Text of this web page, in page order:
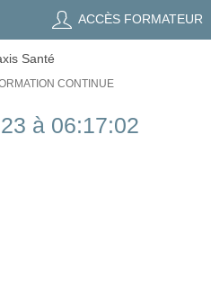
ACCÈS FORMATEUR
CONTINUE
à 06:17:02